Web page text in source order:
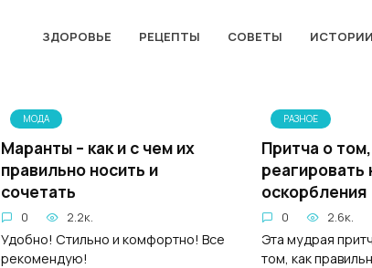
ЗДОРОВЬЕ РЕЦЕПТЫ СОВЕТЫ ИСТОРИИ
МОДА
Маранты – как и с чем их
правильно носить и
сочетать
0 2.2к.
Удобно! Стильно и комфортно! Все
рекомендую!
РАЗНОЕ
Притча о
реагировать
оскорбления
0 2.6к.
Эта мудрая
том, как